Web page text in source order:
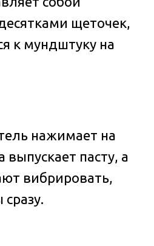
щеточек,
к мундштуку на
нажимает на
выпускает пасту, а
вибрировать,